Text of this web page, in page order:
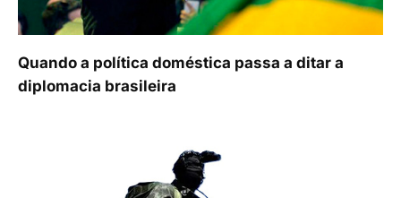
Quando a política doméstica passa a ditar a
diplomacia brasileira